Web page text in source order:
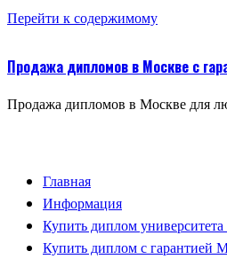
Перейти к содержимому
Продажа дипломов в Москве с
Продажа дипломов в Москве для
Главная
Информация
Купить диплом
Купить диплом с гарантией